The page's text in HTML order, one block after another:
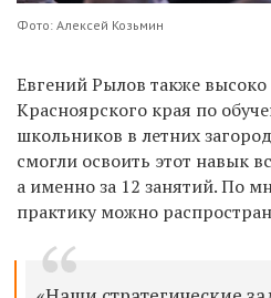
Фото: Алексей Козьмин
Евгений Рылов также
Красноярского края по
школьников в летних
смогли освоить этот навык
а именно за 12 занятий. По
практику можно